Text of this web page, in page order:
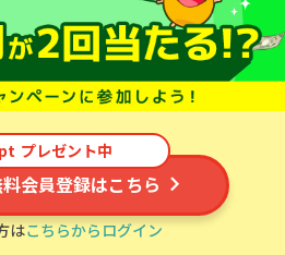
プレゼント中
会員登録はこちら
はこちらからログイン